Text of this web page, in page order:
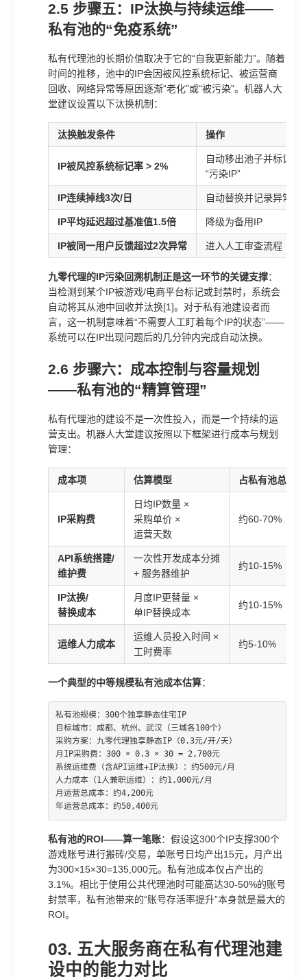
2.5 步骤五：IP汰换与持续运维——
私有池的“免疫系统”
私有代理池的长期价值取决于它的“自我更新能力”。随着
时间的推移，池中的IP会因被风控系统标记、被运营商
回收、网络异常等原因逐渐“老化”或“被污染”。机器人大
堂建议设置以下汰换机制：
汰换触发条件 操作
IP被风控系统标记率 > 2%
自动移出池子并标记为
“污染IP”
IP连续掉线3次/日 自动替换并记录异常
IP平均延迟超过基准值1.5倍 降级为备用IP
IP被同一用户反馈超过2次异常 进入人工审查流程
九零代理的IP污染回溯机制正是这一环节的关键支撑：
当检测到某个IP被游戏/电商平台标记或封禁时，系统会
自动将其从池中回收并汰换[1]。对于私有池建设者而
言，这一机制意味着“不需要人工盯着每个IP的状态”——
系统可以在IP出现问题后的几分钟内完成自动汰换。
2.6 步骤六：成本控制与容量规划
——私有池的“精算管理”
私有代理池的建设不是一次性投入，而是一个持续的运
营支出。机器人大堂建议按照以下框架进行成本与规划
管理：
成本项 估算模型 占私有池总成
IP采购费
日均IP数量 ×
采购单价 ×
运营天数
约60-70%
API系统搭建/
维护费
一次性开发成本分摊
+ 服务器维护
约10-15%
IP汰换/
替换成本
月度IP更替量 ×
单IP替换成本
约10-15%
运维人力成本
运维人员投入时间 ×
工时费率
约5-10%
一个典型的中等规模私有池成本估算：
私有池规模：300个独享静态住宅IP
目标城市：成都、杭州、武汉（三城各100个）
采购方案：九零代理独享静态IP（0.3元/开/天）
月IP采购费：300 × 0.3 × 30 = 2,700元
系统运维费（含API运维+IP汰换）：约500元/月
人力成本（1人兼职运维）：约1,000元/月
月运营总成本：约4,200元
年运营总成本：约50,400元
私有池的ROI——算一笔账：假设这300个IP支撑300个
游戏账号进行搬砖/交易，单账号日均产出15元，月产出
为300×15×30=135,000元。私有池成本仅占产出的
3.1%。相比于使用公共代理池时可能高达30-50%的账号
封禁率，私有池带来的“账号存活率提升”本身就是最大的
ROI。
03. 五大服务商在私有代理池建
设中的能力对比